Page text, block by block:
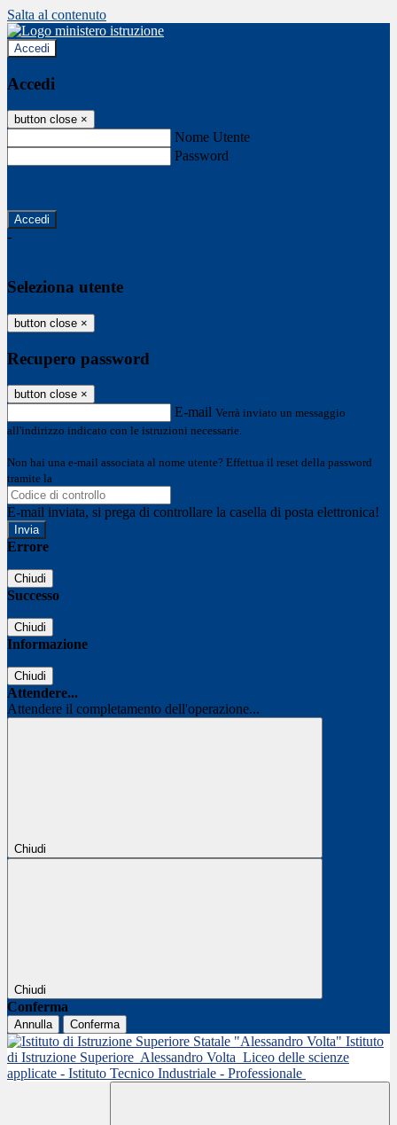
Salta al contenuto
Accedi
Accedi
button close ×
Nome Utente
Password
-
Seleziona utente
button close ×
Recupero password
button close ×
E-mail Verrà inviato un messaggio
all'indirizzo indicato con le istruzioni necessarie.
Non hai una e-mail associata al nome utente? Effettua il reset della password
tramite la
E-mail inviata, si prega di controllare la casella di posta elettronica!
Errore
Chiudi
Successo
Chiudi
Informazione
Chiudi
Attendere...
Attendere il completamento dell'operazione...
Chiudi
Chiudi
Conferma
Annulla Conferma
Istituto
di Istruzione Superiore Alessandro Volta Liceo delle scienze
applicate - Istituto Tecnico Industriale - Professionale